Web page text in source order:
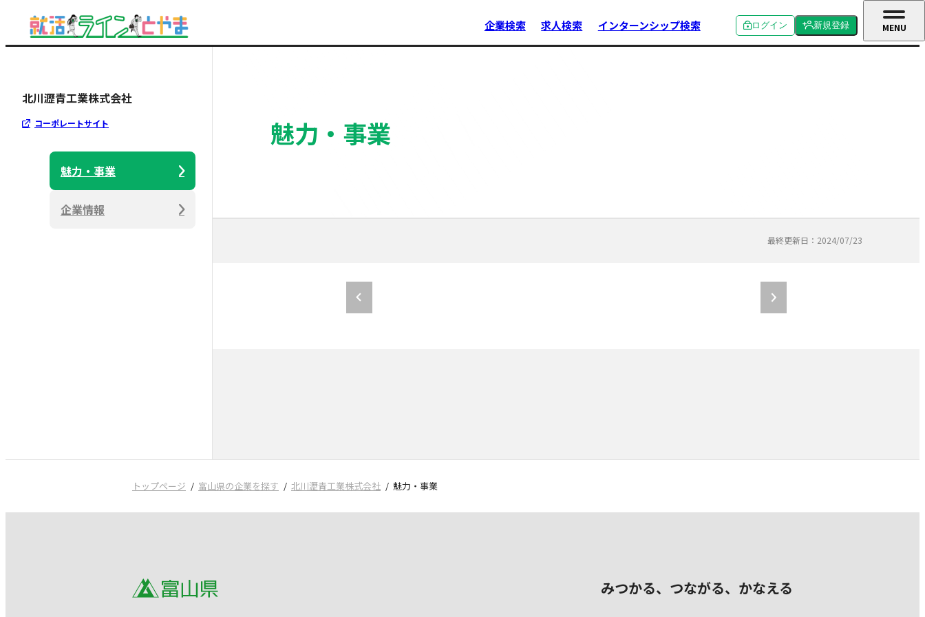
企業検索 求人検索 インターンシップ検索 ログイン 新規登録
北川瀝青工業株式会社
コーポレートサイト
魅力・事業
企業情報
魅力・事業
最終更新日：2024/07/23
トップページ 富山県の企業を探す 北川瀝青工業株式会社 魅力・事業
みつかる、つながる、かなえる
MENU